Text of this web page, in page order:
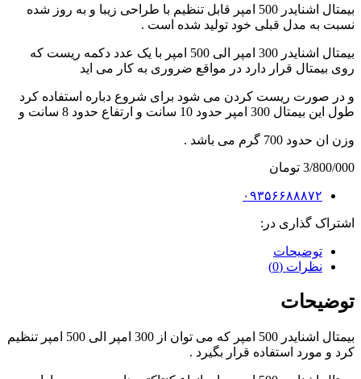
بیمتال اشنایدر 500 امپر قابل تنظیم با طراحی زیبا و به روز شده
نسبت به مدل قبلی خود تولید شده است .
بیمتال اشنایدر 300 امپر الی 500 امپر با یک عدد دکمه ریست که
روی بیمتال قرار دارد در مواقع ضروری به کار می اید
و در صورت ریست کردن می شود برای شروع دباره استفاده کرد
طول این بیمتال 300 امپر حدود 10 سانت و ارتفاع حدود 8 سانت و
وزن ان حدود 700 گرم می باشد .
3/800/000 تومان
۰۹۳۵۶۶۸۸۸۷۲
اشتراک گذاری در:
توضیحات
نظرات (0)
توضیحات
بیمتال اشنایدر 500 امپر که می توان از 300 امپر الی 500 امپر تنظیم
کرد و مورد استفاده قرار بگیرد .